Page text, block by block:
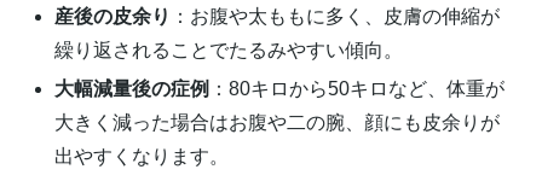
産後の皮余り ：お腹や太ももに多く、皮膚の伸縮が
繰り返されることでたるみやすい傾向。
大幅減量後の症例 ：80キロから50キロなど、体重が
大きく減った場合はお腹や二の腕、顔にも皮余りが
出やすくなります。